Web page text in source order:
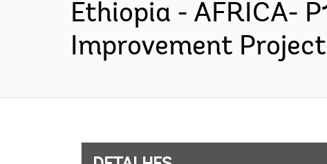
Ethiopia - AFRICA-
Improvement